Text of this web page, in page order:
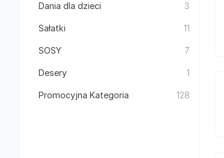
Dania dla dzieci 3
Sałatki 11
SOSY 7
Desery 1
Promocyjna Kategoria 128